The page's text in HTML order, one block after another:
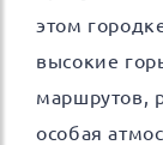
этом
высокие
маршрутов,
особая